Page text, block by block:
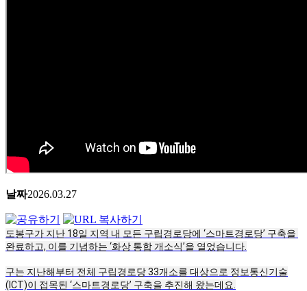
날짜2026.03.27
도봉구가 지난 18일 지역 내 모든 구립경로당에 ‘스마트경로당’ 구축을
완료하고, 이를 기념하는 ‘화상 통합 개소식’을 열었습니다.
구는 지난해부터 전체 구립경로당 33개소를 대상으로 정보통신기술
(ICT)이 접목된 ‘스마트경로당’ 구축을 추진해 왔는데요.